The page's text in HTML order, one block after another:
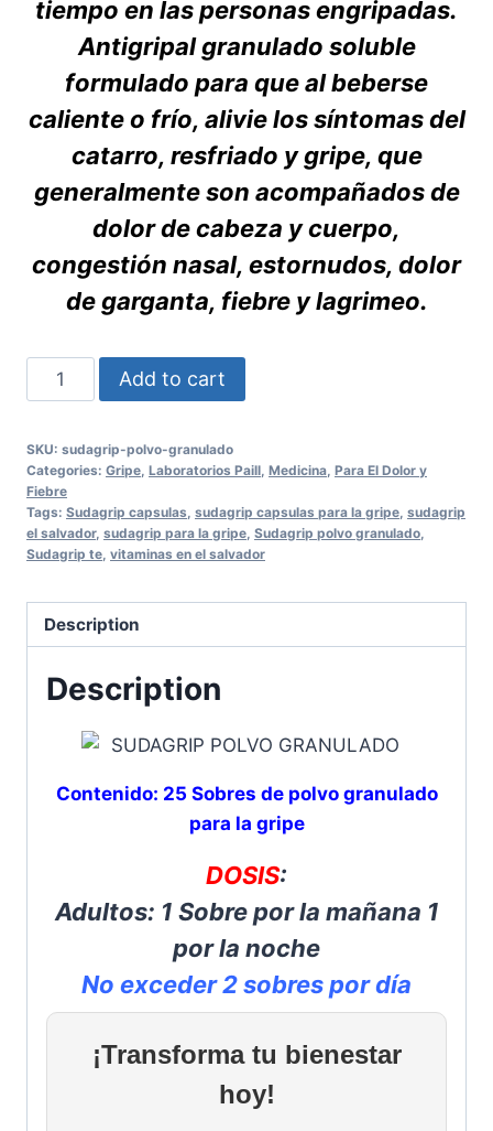
tiempo en las personas engripadas.
Antigripal granulado soluble
formulado para que al beberse
caliente o frío, alivie los síntomas del
catarro, resfriado y gripe, que
generalmente son acompañados de
dolor de cabeza y cuerpo,
congestión nasal, estornudos, dolor
de garganta, fiebre y lagrimeo.
SUDAGRIP
Polvo
quantity
Add to cart
SKU: sudagrip-polvo-granulado
Categories: Gripe Laboratorios Paill Medicina Para El Dolor y
Fiebre
Tags: Sudagrip capsulas sudagrip capsulas para la gripe sudagrip
el salvador, sudagrip para la gripe Sudagrip polvo granulado
Sudagrip te vitaminas en el salvador
Description
Description
Contenido: 25 Sobres de polvo granulado
para la gripe
DOSIS:
Adultos: 1 Sobre por la mañana 1
por la noche
No exceder 2 sobres por día
¡Transforma tu bienestar
hoy!